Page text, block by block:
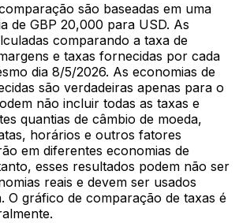
são baseadas em uma
de GBP 20,000 para USD. As
comparando a taxa de
e taxas fornecidas por cada
dia 8/5/2026. As economias de
são verdadeiras apenas para o
não incluir todas as taxas e
quantias de câmbio de moeda,
horários e outros fatores
em diferentes economias de
esses resultados podem não ser
reais e devem ser usados
O gráfico de comparação de taxas é